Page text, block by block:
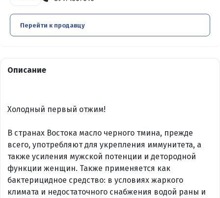
Перейти к продавцу
Описание
Холодный первый отжим!
В странах Востока масло черного тмина, прежде
всего, употребляют для укрепления иммунитета, а
также усиления мужской потенции и детородной
функции женщин. Также применяется как
бактерицидное средство: в условиях жаркого
климата и недостаточного снабжения водой раны и